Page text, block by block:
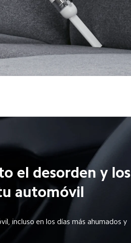
el desorden y los
automóvil
incluso en los días más ahumados y